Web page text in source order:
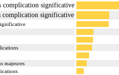
complication significative
complication significative
majeures